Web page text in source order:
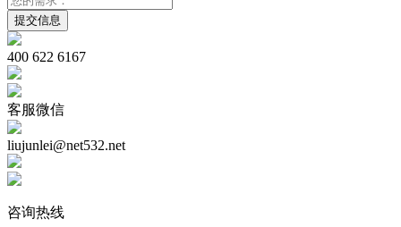
400 622 6167
客服微信
liujunlei@net532.net
咨询热线